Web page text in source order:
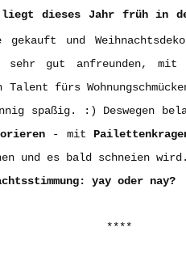
liegt dieses Jahr früh in
gekauft und
sehr gut anfreunden, mit
fürs
spaßig. :) Deswegen
- mit
und es bald schneien
yay oder nay?
****